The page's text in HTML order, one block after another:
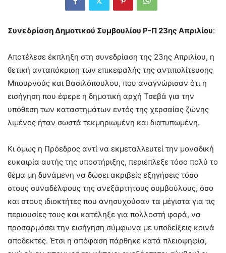
Συνεδρίαση Δημοτικού Συμβουλίου Ρ-Π 23ης Απριλίου:
Αποτέλεσε έκπληξη στη συνεδρίαση της 23ης Απριλίου, η
θετική ανταπόκριση των επικεφαλής της αντιπολίτευσης
Μπουρνούς και Βασιλόπουλου, που αναγνώρισαν ότι η
εισήγηση που έφερε η δημοτική αρχή Τσεβά για την
υπόθεση των καταστημάτων εντός της χερσαίας ζώνης
λιμένος ήταν σωστά τεκμηριωμένη και διατυπωμένη.
Κι όμως η Πρόεδρος αντί να εκμεταλλευτεί την μοναδική
ευκαιρία αυτής της υποστήριξης, περιέπλεξε τόσο πολύ το
θέμα μη δυνάμενη να δώσει ακριβείς εξηγήσεις τόσο
στους συναδέλφους της ανεξάρτητους συμβούλους, όσο
και στους ιδιοκτήτες που ανησυχούσαν τα μέγιστα για τις
περιουσίες τους και κατέληξε για πολλοστή φορά, να
προσαρμόσει την εισήγηση σύμφωνα με υποδείξεις κοινά
αποδεκτές. Έτσι η απόφαση πάρθηκε κατά πλειοψηφία,